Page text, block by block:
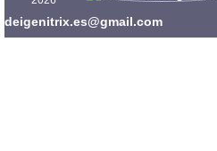
deigenitrix.es@gmail.com